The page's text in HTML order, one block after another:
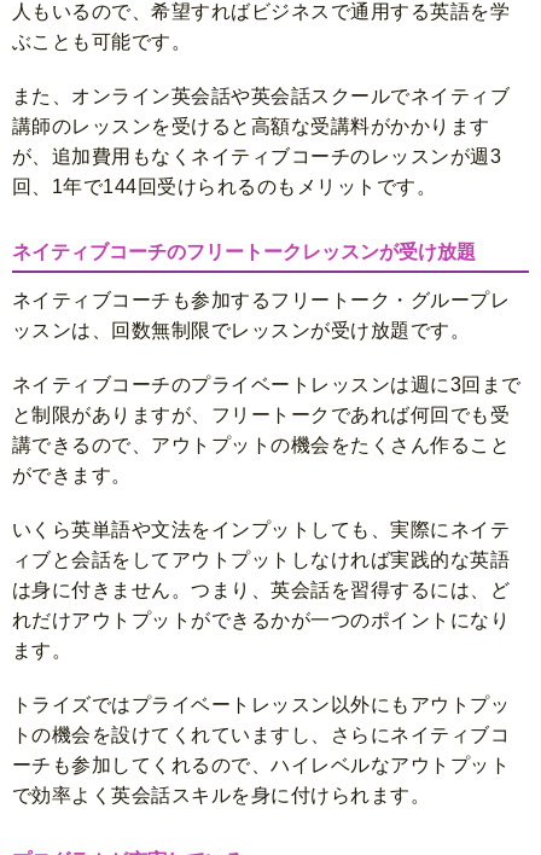
人もいるので、希望すればビジネスで通用する英語を学
ぶことも可能です。
また、オンライン英会話や英会話スクールでネイティブ
講師のレッスンを受けると高額な受講料がかかります
が、追加費用もなくネイティブコーチのレッスンが週3
回、1年で144回受けられるのもメリットです。
ネイティブコーチのフリートークレッスンが受け放題
ネイティブコーチも参加するフリートーク・グループレ
ッスンは、回数無制限でレッスンが受け放題です。
ネイティブコーチのプライベートレッスンは週に3回まで
と制限がありますが、フリートークであれば何回でも受
講できるので、アウトプットの機会をたくさん作ること
ができます。
いくら英単語や文法をインプットしても、実際にネイテ
ィブと会話をしてアウトプットしなければ実践的な英語
は身に付きません。つまり、英会話を習得するには、ど
れだけアウトプットができるかが一つのポイントになり
ます。
トライズではプライベートレッスン以外にもアウトプッ
トの機会を設けてくれていますし、さらにネイティブコ
ーチも参加してくれるので、ハイレベルなアウトプット
で効率よく英会話スキルを身に付けられます。